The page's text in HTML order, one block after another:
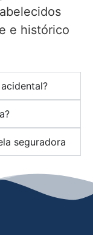
e histórico
seguradora